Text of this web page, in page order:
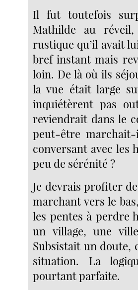
Il fut toutefois
Mathilde au
rustique qu’il avait
bref instant mais
loin. De là où ils
la vue était large
inquiétèrent pas
reviendrait dans le
peut-être
conversant avec les
peu de sérénité ?
Je devrais profiter
marchant vers le
les pentes à perdre
un village, une
Subsistait un doute,
situation. La
pourtant parfaite.